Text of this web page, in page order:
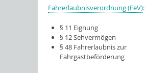
Fahrerlaubnisverordnung (FeV):
§ 11 Eignung
§ 12 Sehvermögen
§ 48 Fahrerlaubnis zur
Fahrgastbeförderung